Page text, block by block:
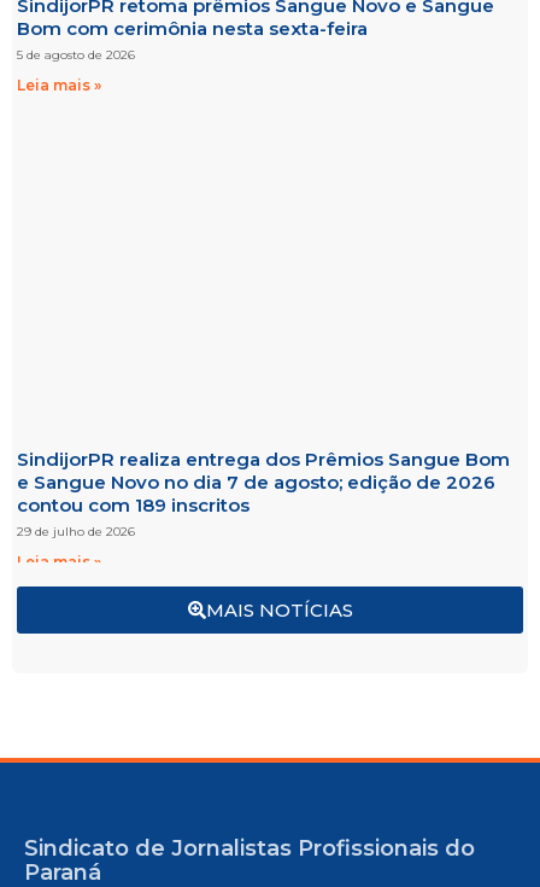
MAIS NOTÍCIAS
SindijorPR retoma prêmios Sangue Novo e Sangue
Bom com cerimônia nesta sexta-feira
5 de agosto de 2026
Leia mais »
SindijorPR realiza entrega dos Prêmios Sangue Bom
e Sangue Novo no dia 7 de agosto; edição de 2026
contou com 189 inscritos
29 de julho de 2026
Leia mais »
Sindicato de Jornalistas Profissionais do
Paraná